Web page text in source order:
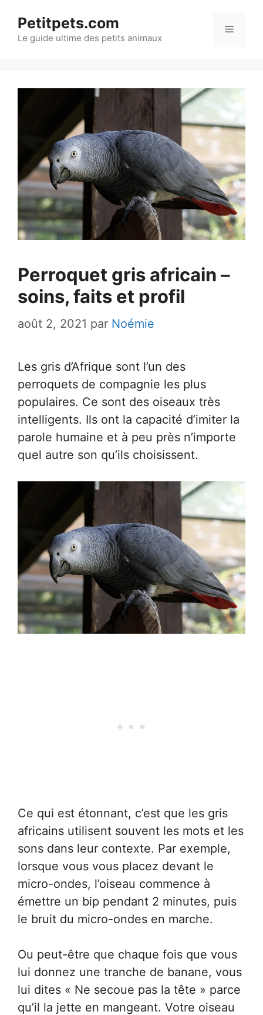
contenu
Petitpets.com
Le guide ultime des petits animaux
Menu
Perroquet gris africain –
soins, faits et profil
août 2, 2021 par Noémie
Les gris d’Afrique sont l’un des
perroquets de compagnie les plus
populaires. Ce sont des oiseaux très
intelligents. Ils ont la capacité d’imiter la
parole humaine et à peu près n’importe
quel autre son qu’ils choisissent.
Ce qui est étonnant, c’est que les gris
africains utilisent souvent les mots et les
sons dans leur contexte. Par exemple,
lorsque vous vous placez devant le
micro-ondes, l’oiseau commence à
émettre un bip pendant 2 minutes, puis
le bruit du micro-ondes en marche.
Ou peut-être que chaque fois que vous
lui donnez une tranche de banane, vous
lui dites « Ne secoue pas la tête » parce
qu’il la jette en mangeant. Votre oiseau